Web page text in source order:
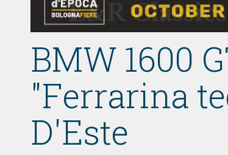
BMW 1600
"Ferrarina
D'Este